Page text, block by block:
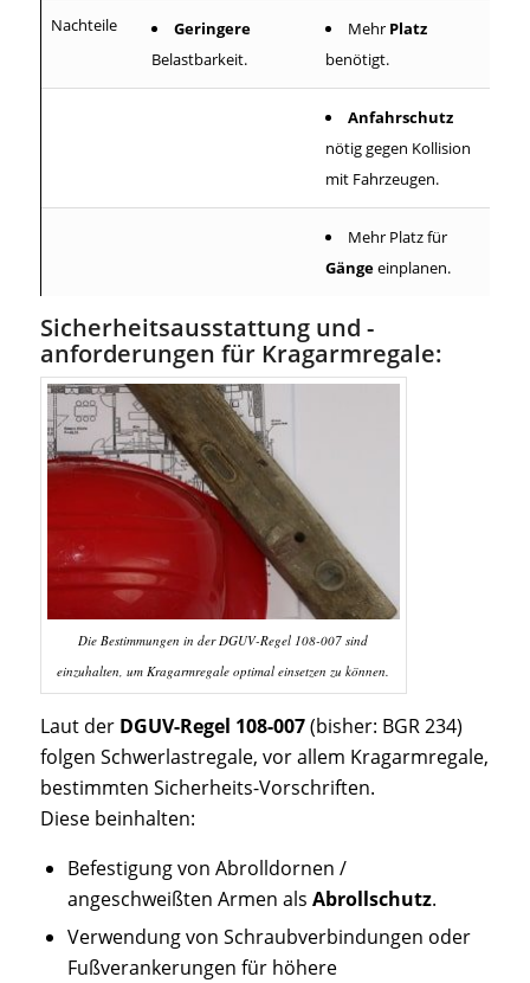
Nachteile
Geringere
Belastbarkeit.
Mehr Platz
benötigt.
Anfahrschutz
nötig gegen Kollision
mit Fahrzeugen.
Mehr Platz für
Gängeeinplanen.
Sicherheitsausstattung und -
anforderungen für Kragarmregale:
Die Bestimmungen in der DGUV-Regel 108-007 sind
einzuhalten, um Kragarmregale optimal einsetzen zu können.
Laut der DGUV-Regel 108-007(bisher: BGR 234)
folgen Schwerlastregale, vor allem Kragarmregale,
bestimmten Sicherheits-Vorschriften.
Diese beinhalten:
Befestigung von Abrolldornen /
angeschweißten Armen als Abrollschutz.
Verwendung von Schraubverbindungen oder
Fußverankerungen für höhere